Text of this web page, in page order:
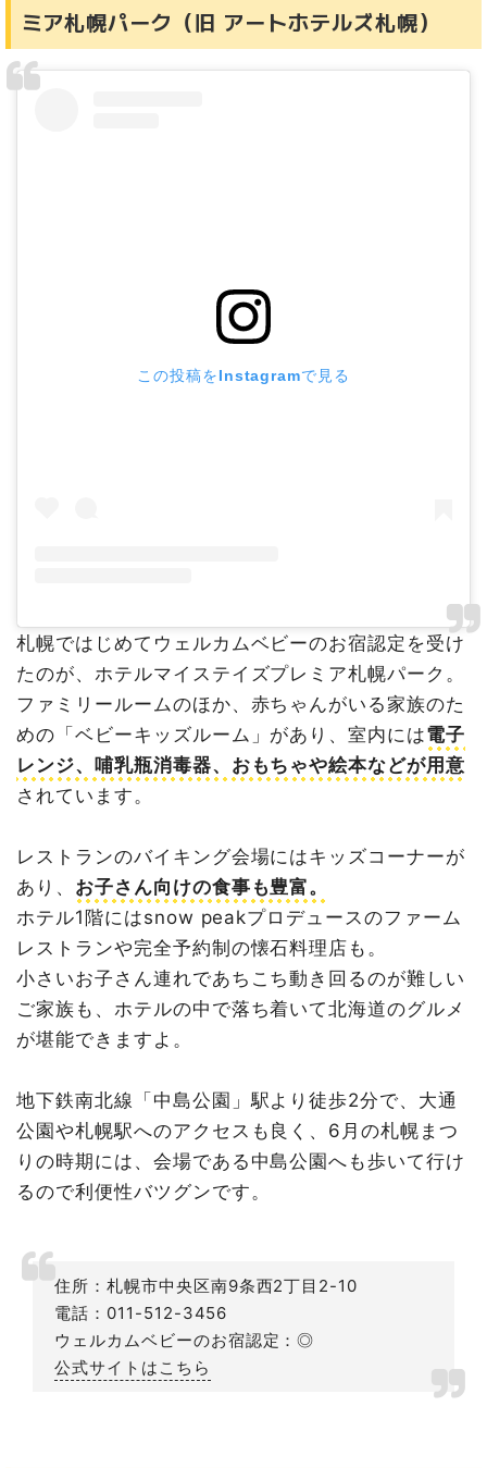
ミア札幌パーク（旧 アートホテルズ札幌）
この投稿をInstagramで見る
札幌ではじめてウェルカムベビーのお宿認定を受け
たのが、ホテルマイステイズプレミア札幌パーク。
ファミリールームのほか、赤ちゃんがいる家族のた
めの「ベビーキッズルーム」があり、室内には電子
レンジ、哺乳瓶消毒器、おもちゃや絵本などが用意
されています。
レストランのバイキング会場にはキッズコーナーが
あり、 お子さん向けの食事も豊富。
ホテル1階にはsnow peakプロデュースのファーム
レストランや完全予約制の懐石料理店も。
小さいお子さん連れであちこち動き回るのが難しい
ご家族も、ホテルの中で落ち着いて北海道のグルメ
が堪能できますよ。
地下鉄南北線「中島公園」駅より徒歩2分で、大通
公園や札幌駅へのアクセスも良く、6月の札幌まつ
りの時期には、会場である中島公園へも歩いて行け
るので利便性バツグンです。
住所：札幌市中央区南9条西2丁目2-10
電話：011-512-3456
ウェルカムベビーのお宿認定：◎
公式サイトはこちら